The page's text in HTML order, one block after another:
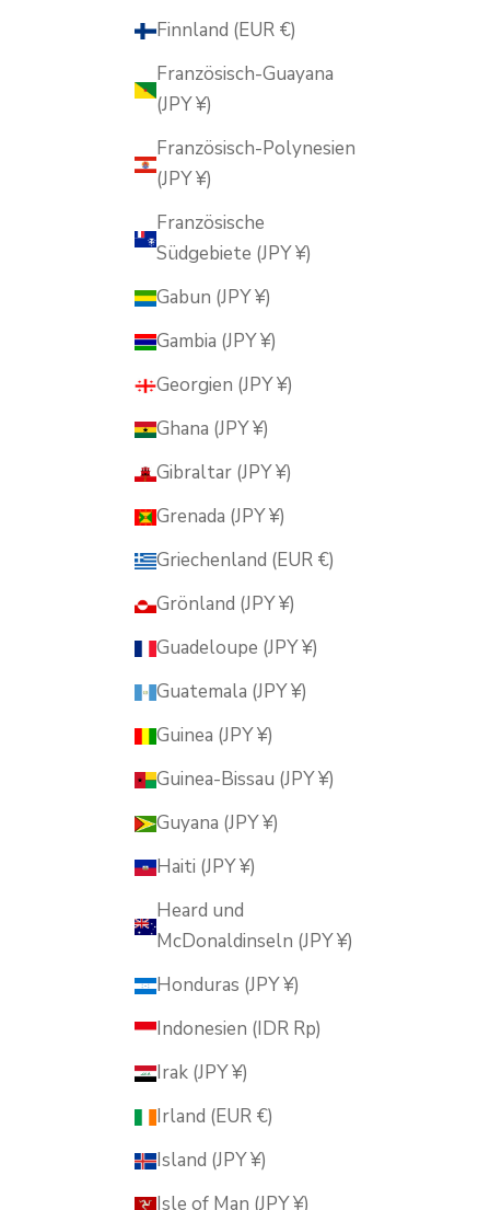
Finnland (EUR €)
Französisch-Guayana
(JPY ¥)
Französisch-Polynesien
(JPY ¥)
Französische
Südgebiete (JPY ¥)
Gabun (JPY ¥)
Gambia (JPY ¥)
Georgien (JPY ¥)
Ghana (JPY ¥)
Gibraltar (JPY ¥)
Grenada (JPY ¥)
Griechenland (EUR €)
Grönland (JPY ¥)
Guadeloupe (JPY ¥)
Guatemala (JPY ¥)
Guinea (JPY ¥)
Guinea-Bissau (JPY ¥)
Guyana (JPY ¥)
Haiti (JPY ¥)
Heard und
McDonaldinseln (JPY ¥)
Honduras (JPY ¥)
Indonesien (IDR Rp)
Irak (JPY ¥)
Irland (EUR €)
Island (JPY ¥)
Isle of Man (JPY ¥)